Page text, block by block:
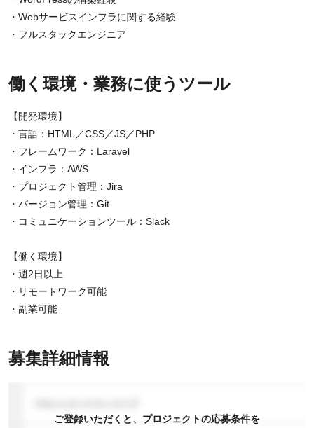
・Webサービスインフラに関する経験
・フルスタックエンジニア
働く環境・業務に使うツール
【開発環境】
・言語：HTML／CSS／JS／PHP
・フレームワーク：Laravel
・インフラ：AWS
・プロジェクト管理：Jira
・バージョン管理：Git
・コミュニケーションツール：Slack
【働く環境】
・週2日以上
・リモートワーク可能
・副業可能
募集詳細情報
ご登録いただくと、プロジェクトの応募条件を